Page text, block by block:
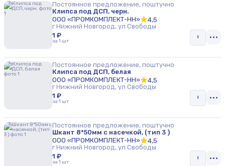
Постоянное предложение, поштучно
Клипса под ДСП, черн.
ООО «ПРОМКОМПЛЕКТ-НН»
4,5
г Нижний Новгород, ул Свободы
1 ₽
за 1 шт
Постоянное предложение, поштучно
Клипса под ДСП, белая
ООО «ПРОМКОМПЛЕКТ-НН»
4,5
г Нижний Новгород, ул Свободы
1 ₽
за 1 шт
Постоянное предложение, поштучно
Шкант 8*50мм с насечкой, (тип 3 )
ООО «ПРОМКОМПЛЕКТ-НН»
4,5
г Нижний Новгород, ул Свободы
1 ₽
за 1 шт